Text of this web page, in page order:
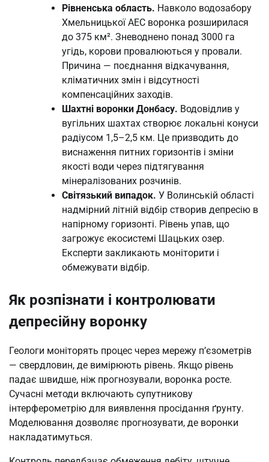
Рівненська область. Навколо водозабору
Хмельницької АЕС воронка розширилася
до 375 км². Зневоднено понад 3000 га
угідь, корови провалюються у провали.
Причина — поєднання відкачування,
кліматичних змін і відсутності
компенсаційних заходів.
Шахтні воронки Донбасу. Водовідлив у
вугільних шахтах створює локальні конуси
радіусом 1,5–2,5 км. Це призводить до
виснаження питних горизонтів і зміни
якості води через підтягування
мінералізованих розчинів.
Світязький випадок. У Волинській області
надмірний літній відбір створив депресію в
напірному горизонті. Рівень упав, що
загрожує екосистемі Шацьких озер.
Експерти закликають моніторити і
обмежувати відбір.
Як розпізнати і контролювати
депресійну воронку
Геологи моніторять процес через мережу п’єзометрів
— свердловин, де вимірюють рівень. Якщо рівень
падає швидше, ніж прогнозували, воронка росте.
Сучасні методи включають супутникову
інтерферометрію для виявлення просідання ґрунту.
Моделювання дозволяє прогнозувати, де воронки
накладатимуться.